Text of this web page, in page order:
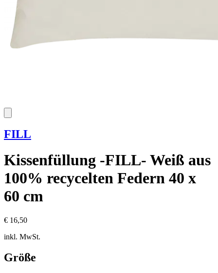
FILL
Kissenfüllung -FILL- Weiß aus
100% recycelten Federn 40 x
60 cm
€ 16,50
inkl. MwSt.
Größe